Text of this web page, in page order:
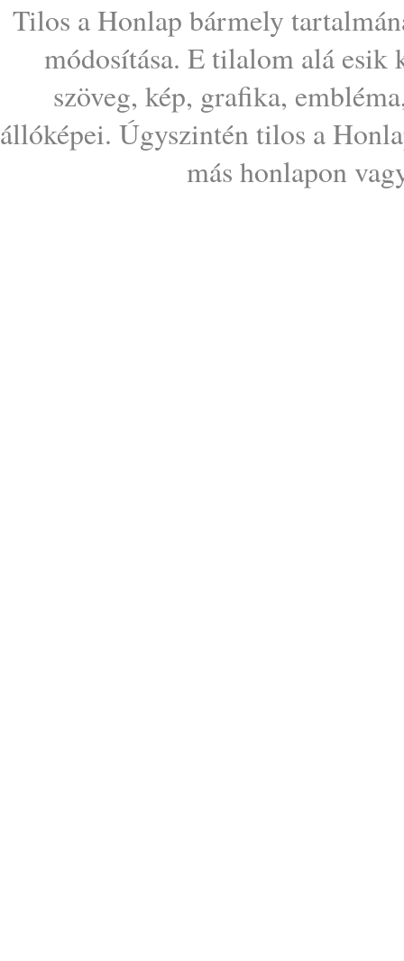
Tilos a Honlap bármely
módosítása. E tilalom alá esik
szöveg, kép, grafika,
állóképei. Úgyszintén tilos a
más honlapon